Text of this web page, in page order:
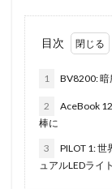
目次
1 BV8200:
2
AceBook
棒に
3
PILOT 1:
ュアルLEDライ